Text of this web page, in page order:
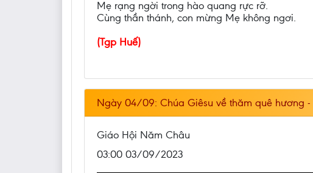
Mẹ rạng ngời trong hào quang rực rỡ.
Cùng thần thánh, con mừng Mẹ không ngơi.
(Tgp Huế)
Ngày 04/09: Chúa Giêsu về thăm quê hương -
Giáo Hội Năm Châu
03:00 03/09/2023